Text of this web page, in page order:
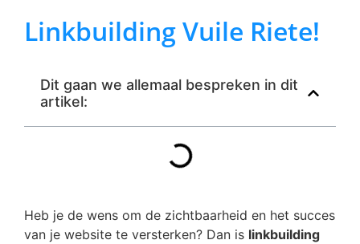
Linkbuilding Vuile Riete!
Dit gaan we allemaal bespreken in dit
artikel:
Heb je de wens om de zichtbaarheid en het succes
van je website te versterken? Dan is linkbuilding